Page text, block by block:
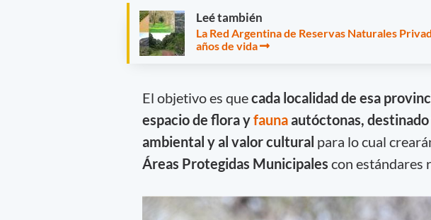
Leé también
La Red Argentina de Reservas Naturales
años de vida
El objetivo es quecada localidad de esa
espacio de flora yfaunaautóctonas,
ambiental y al valor cultural para lo cual
Áreas Protegidas Municipales con estándares